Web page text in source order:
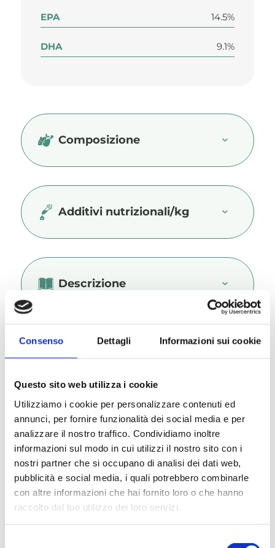
Consenso Dettagli Informazioni sui cookie
Questo sito web utilizza i cookie
Utilizziamo i cookie per personalizzare contenuti ed
annunci, per fornire funzionalità dei social media e per
analizzare il nostro traffico. Condividiamo inoltre
informazioni sul modo in cui utilizzi il nostro sito con i
nostri partner che si occupano di analisi dei dati web,
pubblicità e social media, i quali potrebbero combinarle
con altre informazioni che hai fornito loro o che hanno
raccolto dal tuo utilizzo dei loro servizi.
EPA 14.5%
DHA 9.1%
Composizione
Additivi nutrizionali/kg
Descrizione
Somministrazione
Conservazione